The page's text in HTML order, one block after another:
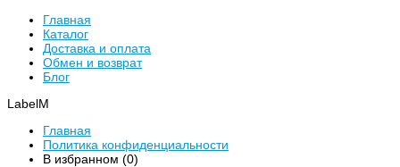
Главная
Каталог
Доставка и оплата
Обмен и возврат
Блог
LabelM
Главная
Политика конфиденциальности
В избранном (0)